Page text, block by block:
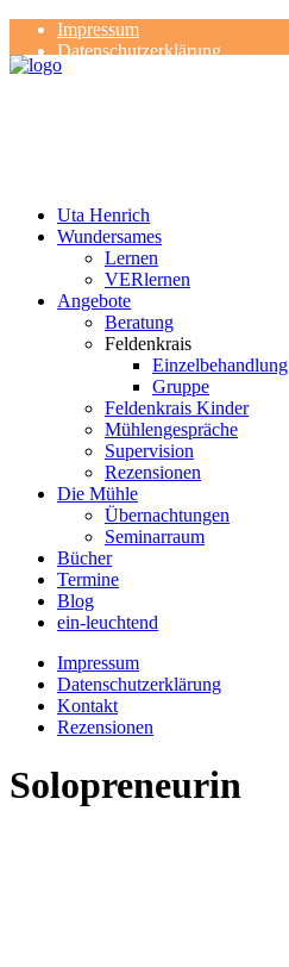
Impressum
Datenschutzerklärung
Kontakt
Uta Henrich
Wundersames
Lernen
VERlernen
Angebote
Beratung
Feldenkrais
Einzelbehandlung
Gruppe
Feldenkrais Kinder
Mühlengespräche
Supervision
Rezensionen
Die Mühle
Übernachtungen
Seminarraum
Bücher
Termine
Blog
ein-leuchtend
Impressum
Datenschutzerklärung
Kontakt
Rezensionen
Solopreneurin